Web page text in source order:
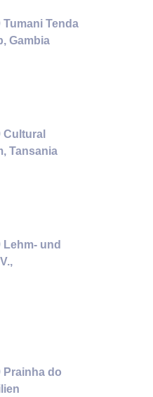
Tumani Tenda
Gambia
Cultural
Tansania
Lehm- und
Prainha do